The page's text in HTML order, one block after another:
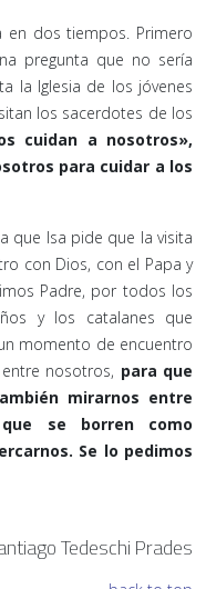
en dos tiempos. Primero
pregunta que no sería
la Iglesia de los jóvenes
los sacerdotes de los
cuidan a nosotros»,
para cuidar a los
que Isa pide que la visita
con Dios, con el Papa y
Padre, por todos los
y los catalanes que
momento de encuentro
nosotros, para que
mirarnos entre
se borren como
Se lo pedimos
Tedeschi Prades